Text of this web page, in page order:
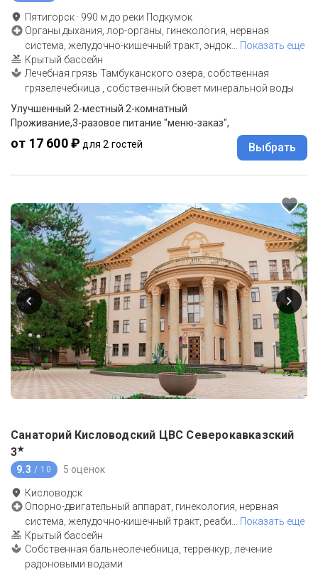
Пятигорск · 990 м до реки Подкумок
Органы дыхания, лор-органы, гинекология, нервная
система, желудочно-кишечный тракт, эндок
Показать еще
Крытый бассейн
Лечебная грязь Тамбуканского озера, собственная
грязелечебница , собственный бювет минеральной воды
Улучшенный 2-местный 2-комнатный
Проживание,3-разовое питание "меню-заказ",
от 17 600 ₽ для 2 гостей Выбрать
Санаторий Кисловодский ЦВС Северокавказский
3★
9.3 / 10 5 оценок
Кисловодск
Опорно-двигательный аппарат, гинекология, нервная
система, желудочно-кишечный тракт, реаби… Показать еще
Крытый бассейн
Собственная бальнеолечебница, терренкур, лечение
радоновыми водами